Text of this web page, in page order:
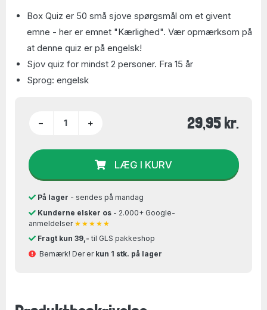
Box Quiz er 50 små sjove spørgsmål om et givent
emne - her er emnet "Kærlighed". Vær opmærksom på
at denne quiz er på engelsk!
Sjov quiz for mindst 2 personer. Fra 15 år
Sprog: engelsk
− + 29,95 kr.
LÆG I KURV
På lager - sendes på mandag
Kunderne elsker os- 2.000+ Google-
anmeldelser ★★★★★
Fragt kun 39,- til GLS pakkeshop
Bemærk! Der er kun 1 stk. på lager